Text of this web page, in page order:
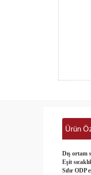
Ürün
Dış ortam
Eşit
Sıfır ODP